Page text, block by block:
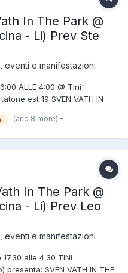
In The Park @
- Li) Prev Ste
eventi e manifestazioni
ALLE 4:00 @ Tinì
est 19 SVEN VATH IN
TAVOLI 3488575696 STE
(and 8 more)
In The Park @
- Li) Prev Leo
eventi e manifestazioni
17.30 alle 4.30 TINI'
presenta: SVEN VATH IN THE